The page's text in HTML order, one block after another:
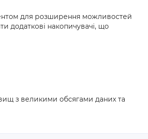
для розширення можливостей
додаткові накопичувачі, що
з великими обсягами даних та